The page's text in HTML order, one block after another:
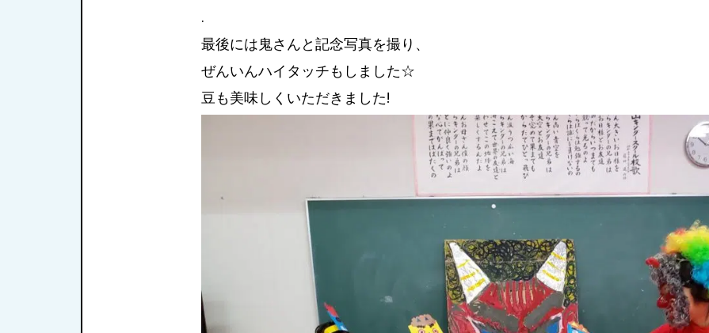
.
最後には鬼さんと記念写真を撮り、
ぜんいんハイタッチもしました☆
豆も美味しくいただきました!